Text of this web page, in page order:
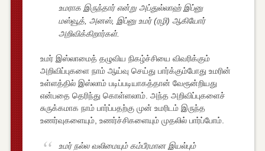
உமராக இருந்தார் என்று அப்துல்லாஹ் இப்னு
மஸ்வூத், அனஸ், இப்னு உமர் (ரழி) ஆகியோர்
அறிவிக்கிறார்கள்.
உமர் இஸ்லாமைத் தழுவிய நிகழ்ச்சியை விவரிக்கும்
அறிவிப்புகளை நாம் ஆய்வு செய்து பார்க்கும்போது உமரின்
உள்ளத்தில் இஸ்லாம் படிப்படியாகத்தான் வேரூன்றியது
என்பதை தெரிந்து கொள்ளலாம். அந்த அறிவிப்புகளைச்
சுருக்கமாக நாம் பார்ப்பதற்கு முன் உமரிடம் இருந்த
உணர்வுகளையும், உணர்ச்சிகளையும் முதலில் பார்ப்போம்.
உமர் நல்ல வலிமையும் கம்பீரமான இயல்பும்